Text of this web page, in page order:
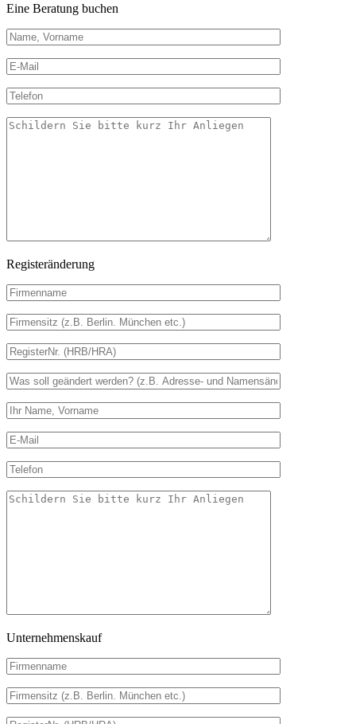
Eine Beratung buchen
Registeränderung
Unternehmenskauf